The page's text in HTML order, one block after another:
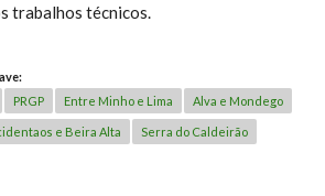
trabalhos técnicos.
PRGP Entre Minho e Lima Alva e Mondego
e Beira Alta Serra do Caldeirão